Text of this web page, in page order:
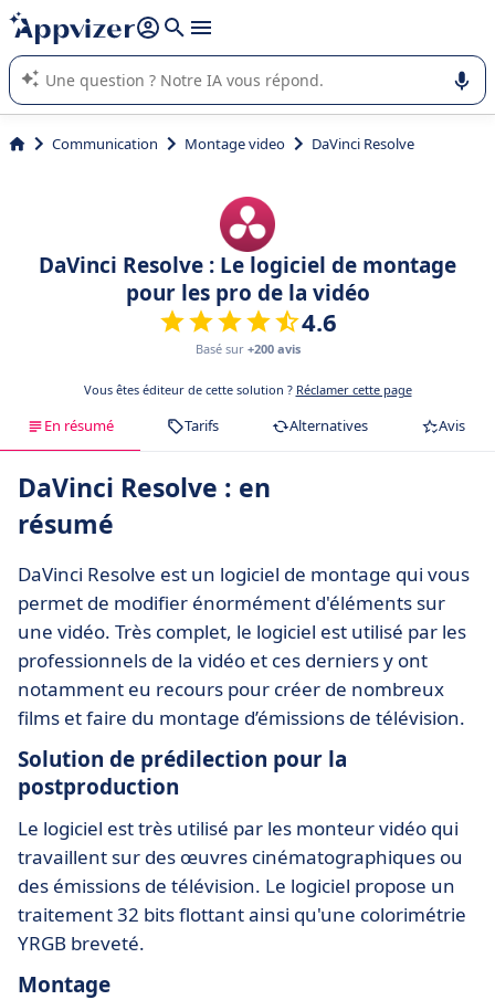
répondre (plusieurs lignes avec
L'IA de Appvizer vous guide dans l'utilisation ou la sélection de
logiciel SaaS en entreprise.
Communication Montage video DaVinci Resolve
DaVinci Resolve : Le logiciel de montage
pour les pro de la vidéo
4.6
Basé sur +200 avis
Vous êtes éditeur de cette solution ? Réclamer cette page
En résumé Tarifs Alternatives Avis
DaVinci Resolve : en
résumé
DaVinci Resolve est un logiciel de montage qui vous
permet de modifier énormément d'éléments sur
une vidéo. Très complet, le logiciel est utilisé par les
professionnels de la vidéo et ces derniers y ont
notamment eu recours pour créer de nombreux
films et faire du montage d’émissions de télévision.
Solution de prédilection pour la
postproduction
Le logiciel est très utilisé par les monteur vidéo qui
travaillent sur des œuvres cinématographiques ou
des émissions de télévision. Le logiciel propose un
traitement 32 bits flottant ainsi qu'une colorimétrie
YRGB breveté.
Montage